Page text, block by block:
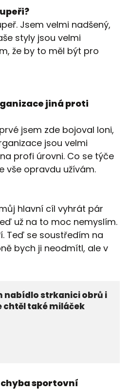
Jsem velmi nadšený,
styly jsou velmi
že by to měl být pro
jiná proti
jsem zde bojoval loni,
jsou velmi
profi úrovni. Co se týče
vše opravdu užívám.
hlavní cíl vyhrát pár
už na to moc nemyslím.
Teď se soustředím na
bych ji neodmítl, ale v
nabídlo strkanici obrů i
chtěl také miláček
sportovní